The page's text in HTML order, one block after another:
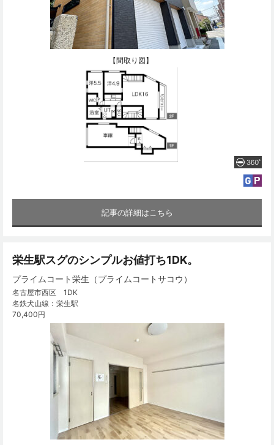
【間取り図】
記事の詳細はこちら
栄生駅スグのシンプルお値打ち1DK。
プライムコート栄生（プライムコートサコウ）
名古屋市西区 1DK
名鉄犬山線：栄生駅
70,400円